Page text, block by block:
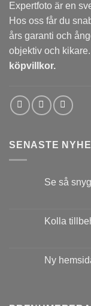
Expertfoto är en
Hos oss får du
års garanti och
objektiv och
köpvillkor.
SENASTE
Se så
Kolla
Ny